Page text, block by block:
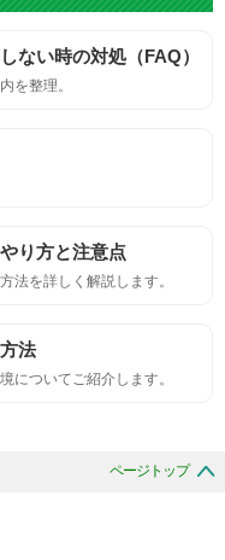
ない時の対処（FAQ）
を整理。
り方と注意点
法を詳しく解説します。
法
についてご紹介します。
ページトップ